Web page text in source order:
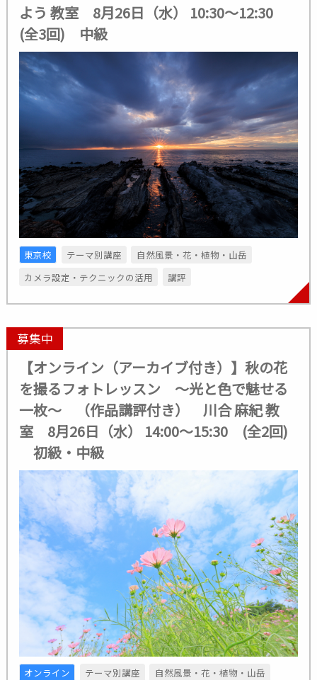
よう 教室 8月26日（水） 10:30～12:30
(全3回) 中級
東京校 テーマ別講座
自然風景・花・植物・山岳
カメラ設定・テクニックの活用
講評
募集中
【オンライン（アーカイブ付き）】秋の花
を撮るフォトレッスン ～光と色で魅せる
一枚～ （作品講評付き） 川合 麻紀 教
室 8月26日（水） 14:00～15:30 (全2回)
初級・中級
オンライン テーマ別講座 自然風景・花・植物・山岳